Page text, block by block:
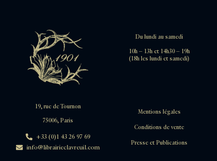
Du lundi au samedi
10h – 13h et 14h30 – 19h
(18h les lundi et samedi)
19, rue de Tournon
75006, Paris
+33 (0)1 43 26 97 69
info@librairieclavreuil.com
Mentions légales
Conditions de vente
Presse et Publications